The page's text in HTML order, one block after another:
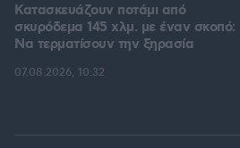
Κατασκευάζουν ποτάμι από
σκυρόδεμα 145 χλμ. με έναν σκοπό:
Να τερματίσουν την ξηρασία
07.08.2026, 10:32